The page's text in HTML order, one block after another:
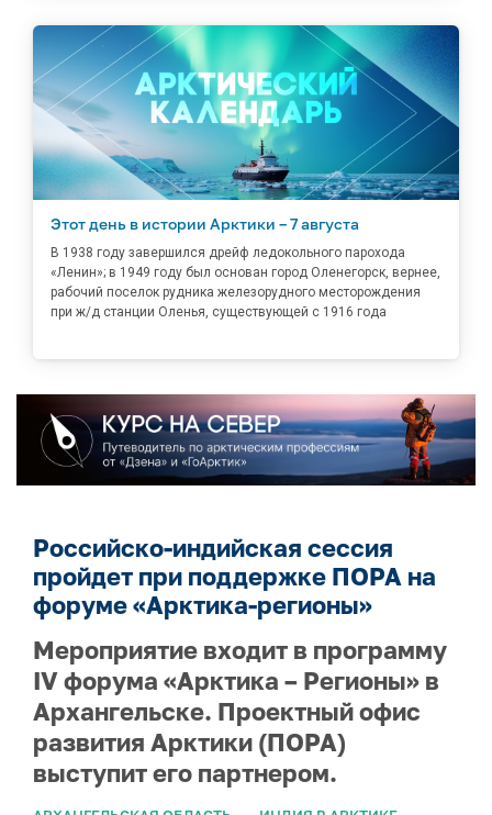
Этот день в истории Арктики – 7 августа
В 1938 году завершился дрейф ледокольного парохода
«Ленин»; в 1949 году был основан город Оленегорск, вернее,
рабочий поселок рудника железорудного месторождения
при ж/д станции Оленья, существующей с 1916 года
Российско-индийская сессия
пройдет при поддержке ПОРА на
форуме «Арктика-регионы»
Мероприятие входит в программу
IV форума «Арктика – Регионы» в
Архангельске. Проектный офис
развития Арктики (ПОРА)
выступит его партнером.